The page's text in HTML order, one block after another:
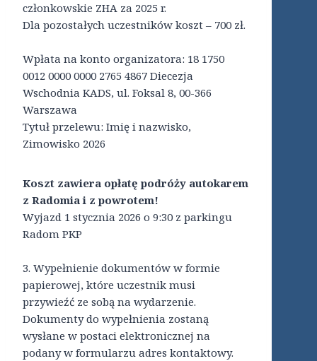
członkowskie ZHA za 2025 r.
Dla pozostałych uczestników koszt – 700 zł.
Wpłata na konto organizatora: 18 1750
0012 0000 0000 2765 4867 Diecezja
Wschodnia KADS, ul. Foksal 8, 00-366
Warszawa
Tytuł przelewu: Imię i nazwisko,
Zimowisko 2026
Koszt zawiera opłatę podróży autokarem
z Radomia i z powrotem!
Wyjazd 1 stycznia 2026 o 9:30 z parkingu
Radom PKP
3. Wypełnienie dokumentów w formie
papierowej, które uczestnik musi
przywieźć ze sobą na wydarzenie.
Dokumenty do wypełnienia zostaną
wysłane w postaci elektronicznej na
podany w formularzu adres kontaktowy.